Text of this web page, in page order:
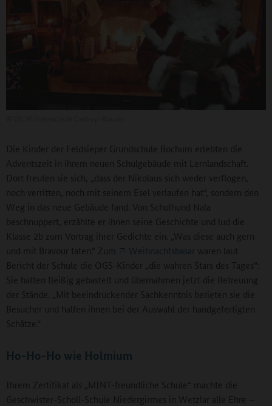
Die Kinder der Feldsieper Grundschule Bochum erlebten die
Adventszeit in ihrem neuen Schulgebäude mit Lernlandschaft.
Dort freuten sie sich, „dass der Nikolaus sich weder verflogen,
noch verritten, noch mit seinem Esel verlaufen hat“, sondern den
Weg in das neue Gebäude fand. Von Schulhund Nala
beschnuppert, erzählte er ihnen seine Geschichte und lud die
Klasse 2b zum Vortrag ihrer Gedichte ein. „Was diese auch gern
und mit Bravour taten.“ Zum
Weihnachtsbasar waren laut
Bericht der Schule die OGS-Kinder „die wahren Stars des Tages“:
Sie hatten fleißig gebastelt und übernahmen jetzt die Betreuung
der Stände. „Mit beeindruckender Sachkenntnis berieten sie die
Besucher und halfen ihnen bei der Auswahl der handgefertigten
Schätze.“
Ho-Ho-Ho wie Holmium
Ihrem Zertifikat als „MINT-freundliche Schule“ machte die
Geschwister-Scholl-Schule Niedergirmes in Wetzlar alle Ehre –